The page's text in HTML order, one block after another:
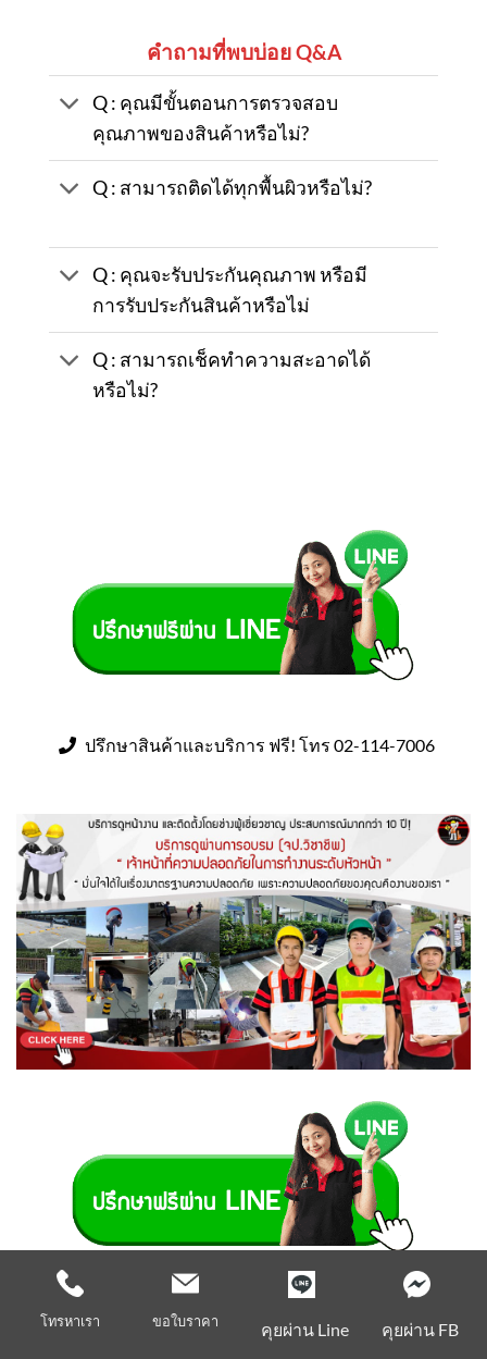
คำถามที่พบบ่อย Q&A
Q : คุณมีขั้นตอนการตรวจสอบ
คุณภาพของสินค้าหรือไม่?
Q : สามารถติดได้ทุกพื้นผิวหรือไม่?
Q : คุณจะรับประกันคุณภาพ หรือมี
การรับประกันสินค้าหรือไม่
Q : สามารถเช็คทำความสะอาดได้
หรือไม่?
ปรึกษาสินค้าและบริการ ฟรี! โทร 02-114-7006
ปรึกษาสินค้าและบริการ ฟรี! โทร 02-114-7006
โทรหาเรา ขอใบราคา คุยผ่าน Line คุยผ่าน FB